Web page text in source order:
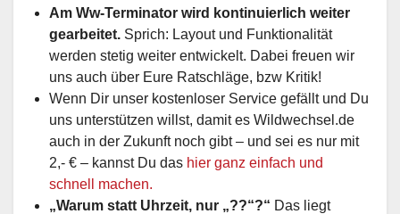
Am Ww-Terminator wird kontinuierlich weiter
gearbeitet. Sprich: Layout und Funktionalität
werden stetig weiter entwickelt. Dabei freuen wir
uns auch über Eure Ratschläge, bzw Kritik!
Wenn Dir unser kostenloser Service gefällt und Du
uns unterstützen willst, damit es Wildwechsel.de
auch in der Zukunft noch gibt – und sei es nur mit
2,- € – kannst Du das hier ganz einfach und
schnell machen.
„Warum statt Uhrzeit, nur „??“?“ Das liegt